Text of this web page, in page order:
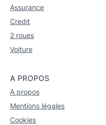
Assurance
Credit
2 roues
Voiture
A PROPOS
A propos
Mentions légales
Cookies